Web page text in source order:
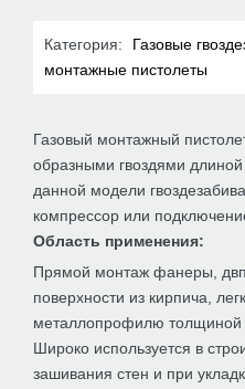
Категория:
Газовые
монтажные пистолеты
Газовый монтажный
образными гвоздями
данной модели
компрессор или
Область применения:
Прямой монтаж фанеры, двп
поверхности из кирпича,
металлопрофилю толщиной
Широко используется в
зашивания стен и при